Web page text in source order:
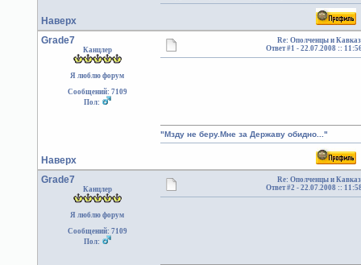
Наверх
Grade7
Канцлер
Я люблю форум
Сообщений: 7109
Пол:
Re: Ополченцы и
Ответ #1 -22.07.2008 ::
Наверх
"Мзду не беру.Мне за Державу обидно..."
Grade7
Канцлер
Я люблю форум
Сообщений: 7109
Пол:
Re: Ополченцы и
Ответ #2 -22.07.2008 ::